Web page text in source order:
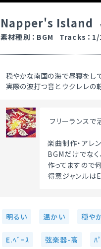
Napper's Island
素材種別 ： BGM Tracks ： 1/
穏やかな南国の海で昼寝をし
実際の波打つ音とウクレレの
フリーランスで
楽曲制作・アレ
BGMだけでな
作ってますので
得意ジャンルは
明るい 温かい 穏や
E.ﾍﾞｰｽ 弦楽器-高 ﾊ